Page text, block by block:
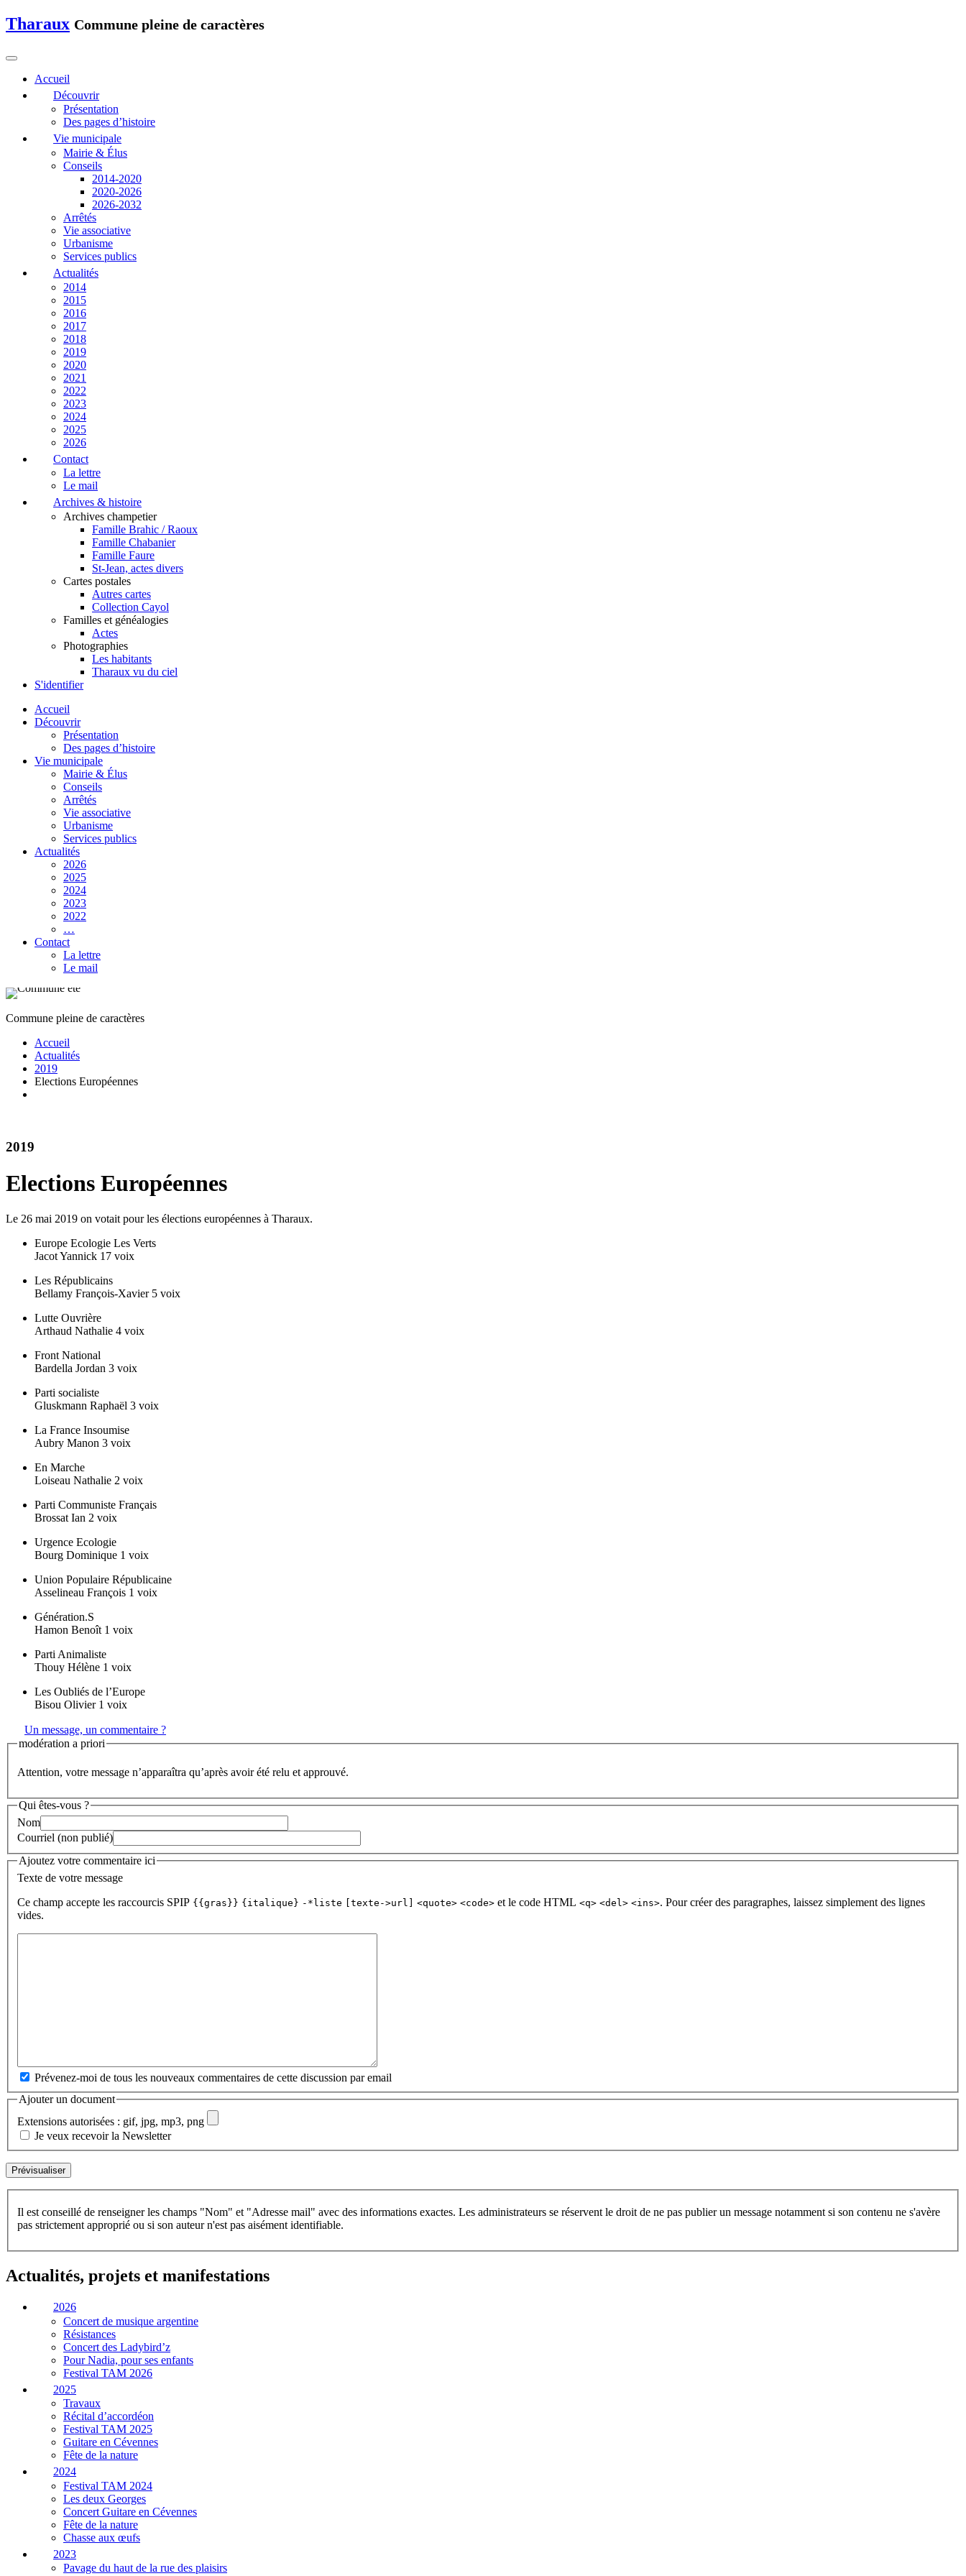
Tharaux Commune pleine de caractères
Accueil
Découvrir
Présentation
Des pages d’histoire
Vie municipale
Mairie & Élus
Conseils
2014-2020
2020-2026
2026-2032
Arrêtés
Vie associative
Urbanisme
Services publics
Actualités
2014
2015
2016
2017
2018
2019
2020
2021
2022
2023
2024
2025
2026
Contact
La lettre
Le mail
Archives & histoire
Archives champetier
Famille Brahic / Raoux
Famille Chabanier
Famille Faure
St-Jean, actes divers
Cartes postales
Autres cartes
Collection Cayol
Familles et généalogies
Actes
Photographies
Les habitants
Tharaux vu du ciel
S'identifier
Accueil
Découvrir
Présentation
Des pages d’histoire
Vie municipale
Mairie & Élus
Conseils
Arrêtés
Vie associative
Urbanisme
Services publics
Actualités
2026
2025
2024
2023
2022
…
Contact
La lettre
Le mail
Commune pleine de caractères
Accueil
Actualités
2019
Elections Européennes
2019
Elections Européennes
Le 26 mai 2019 on votait pour les élections européennes à Tharaux.
Europe Ecologie Les Verts
Jacot Yannick 17 voix
Les Républicains
Bellamy François-Xavier 5 voix
Lutte Ouvrière
Arthaud Nathalie 4 voix
Front National
Bardella Jordan 3 voix
Parti socialiste
Gluskmann Raphaël 3 voix
La France Insoumise
Aubry Manon 3 voix
En Marche
Loiseau Nathalie 2 voix
Parti Communiste Français
Brossat Ian 2 voix
Urgence Ecologie
Bourg Dominique 1 voix
Union Populaire Républicaine
Asselineau François 1 voix
Génération.S
Hamon Benoît 1 voix
Parti Animaliste
Thouy Hélène 1 voix
Les Oubliés de l’Europe
Bisou Olivier 1 voix
Un message, un commentaire ?
modération a priori
Attention, votre message n’apparaîtra qu’après avoir été relu et approuvé.
Qui êtes-vous ?
Nom
Courriel (non publié)
Ajoutez votre commentaire ici
Texte de votre message
Ce champ accepte les raccourcis SPIP {{gras}} {italique} -*liste [texte->url] <quote> <code> et le code HTML <q> <del> <ins>. Pour créer des paragraphes, laissez simplement des lignes
vides.
Prévenez-moi de tous les nouveaux commentaires de cette discussion par email
Ajouter un document
Extensions autorisées : gif, jpg, mp3, png
Je veux recevoir la Newsletter
Il est conseillé de renseigner les champs "Nom" et "Adresse mail" avec des informations exactes. Les administrateurs se réservent le droit de ne pas publier un message notamment si son contenu ne s'avère
pas strictement approprié ou si son auteur n'est pas aisément identifiable.
Actualités, projets et manifestations
2026
Concert de musique argentine
Résistances
Concert des Ladybird’z
Pour Nadia, pour ses enfants
Festival TAM 2026
2025
Travaux
Récital d’accordéon
Festival TAM 2025
Guitare en Cévennes
Fête de la nature
2024
Festival TAM 2024
Les deux Georges
Concert Guitare en Cévennes
Fête de la nature
Chasse aux œufs
2023
Pavage du haut de la rue des plaisirs